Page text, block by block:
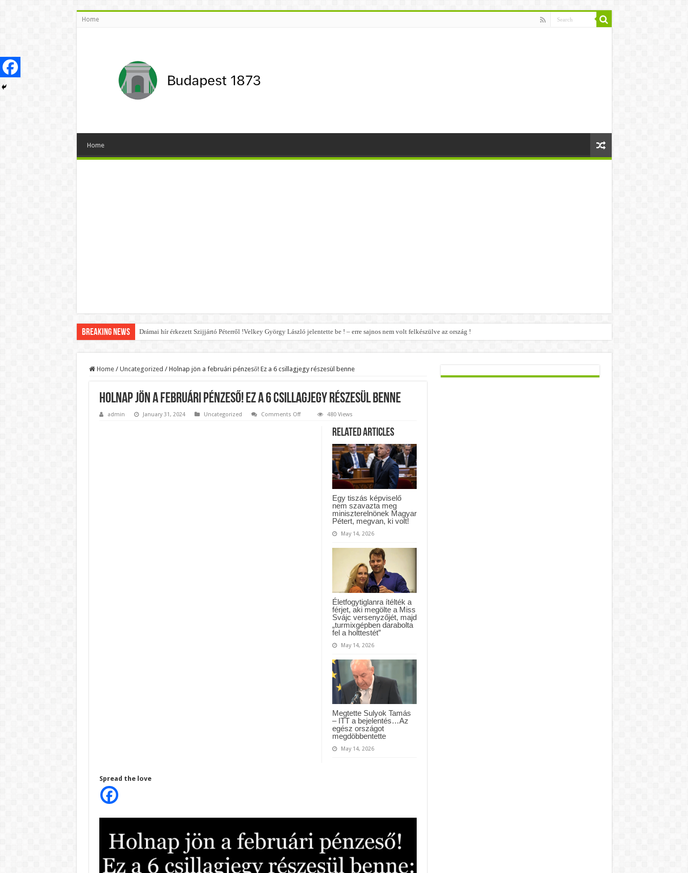
Home
Home
Breaking News Drámai hír érkezett Szijjártó Péterről !Velkey György László jelentette be ! – erre sajnos nem volt felkészülve az ország !
Home / Uncategorized / Holnap jön a februári pénzeső! Ez a 6 csillagjegy részesül benne
Holnap jön a februári pénzeső! Ez a 6 csillagjegy részesül benne
admin January 31, 2024 Uncategorized Comments Offon
480 Views
Related Articles
Egy tiszás képviselő
nem szavazta meg
miniszterelnönek Magyar
Pétert, megvan, ki volt!
May 14, 2026
Életfogytiglanra ítélték a
férjet, aki megölte a Miss
Svájc versenyzőjét, majd
„turmixgépben darabolta
fel a holttestét”
May 14, 2026
Megtette Sulyok Tamás
– ITT a bejelentés…Az
egész országot
megdöbbentette
May 14, 2026
Spread the love